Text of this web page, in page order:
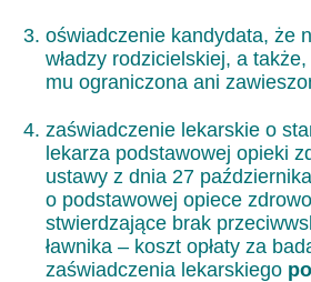
oświadczenie kandydata, że
władzy rodzicielskiej, a
mu ograniczona ani
zaświadczenie lekarskie o
lekarza podstawowej opieki
ustawy z dnia 27
o podstawowej opiece
stwierdzające brak
ławnika – koszt opłaty za
zaświadczenia lekarskiego